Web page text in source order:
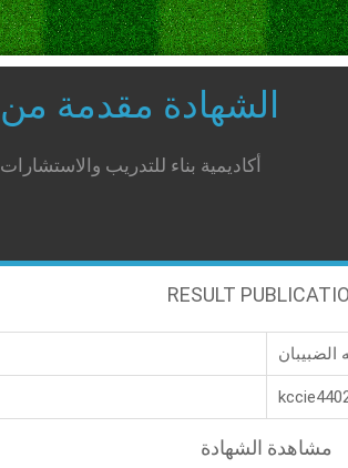
الشهادة مقدمة من
أكاديمية بناء للتدريب والاستشارات
RESULT
مشاهدة الشهادة